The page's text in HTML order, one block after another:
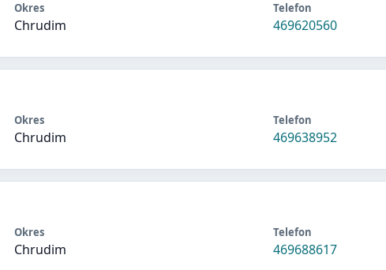
Okres
Chrudim
Telefon
469620560
Okres
Chrudim
Telefon
469638952
Okres
Chrudim
Telefon
469688617